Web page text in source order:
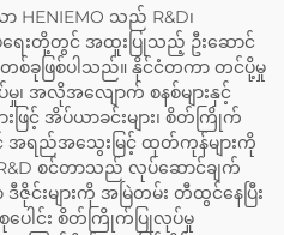
သည် R&D၊
ရေးတို့တွင် အထူးပြုသည့် ဦးဆောင်
စ်ခုဖြစ်ပါသည်။ နိုင်ငံတကာ တင်ပို့မှု
၊ အလိုအလျောက် စနစ်များနှင့်
ဖြင့် အိပ်ယာခင်းများ၊ စိတ်ကြိုက်
အဝင် အရည်အသွေးမြင့် ထုတ်ကုန်များကို
စင်တာသည် လုပ်ဆောင်ချက်
င်းများကို အမြဲတမ်း တီထွင်နေပြီး
ေါင်း စိတ်ကြိုက်ပြုလုပ်မှု